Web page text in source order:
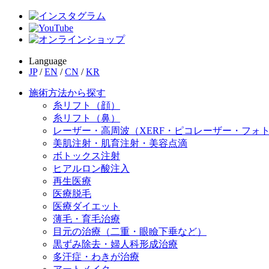
Language
JP / EN / CN / KR
施術方法から探す
糸リフト（顔）
糸リフト（鼻）
レーザー・高周波（XERF・ピコレーザー・フォ
美肌注射・肌育注射・美容点滴
ボトックス注射
ヒアルロン酸注入
再生医療
医療脱毛
医療ダイエット
薄毛・育毛治療
目元の治療（二重・眼瞼下垂など）
黒ずみ除去・婦人科形成治療
多汗症・わきが治療